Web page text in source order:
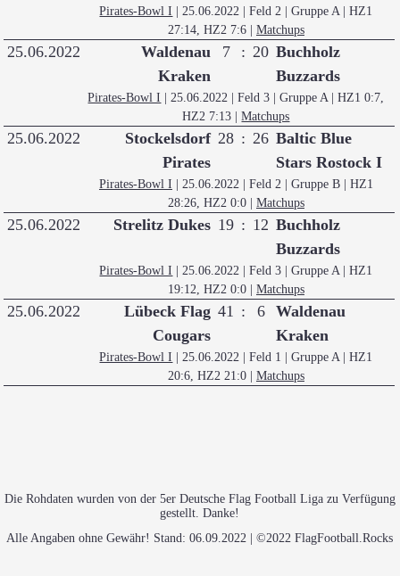
Pirates-Bowl I | 25.06.2022 | Feld 2 | Gruppe A | HZ1
27:14, HZ2 7:6| Matchups
25.06.2022
Waldenau
Kraken
7 : 20 Buchholz
Buzzards
Pirates-Bowl I | 25.06.2022 | Feld 3 | Gruppe A | HZ1 0:7,
HZ2 7:13 |Matchups
25.06.2022
Stockelsdorf
Pirates
28 : 26 Baltic Blue
Stars Rostock I
Pirates-Bowl I | 25.06.2022 | Feld 2 | Gruppe B | HZ1
28:26, HZ2 0:0| Matchups
25.06.2022 Strelitz Dukes 19 : 12 Buchholz
Buzzards
Pirates-Bowl I | 25.06.2022 | Feld 3 | Gruppe A | HZ1
19:12, HZ2 0:0| Matchups
25.06.2022
Lübeck Flag
Cougars
41 : 6
Waldenau
Kraken
Pirates-Bowl I | 25.06.2022 | Feld 1 | Gruppe A | HZ1
20:6, HZ2 21:0| Matchups
Die Rohdaten wurden von der 5er Deutsche Flag Football Liga zu Verfügung
gestellt. Danke!
Alle Angaben ohne Gewähr! Stand: 06.09.2022 | ©2022 FlagFootball.Rocks